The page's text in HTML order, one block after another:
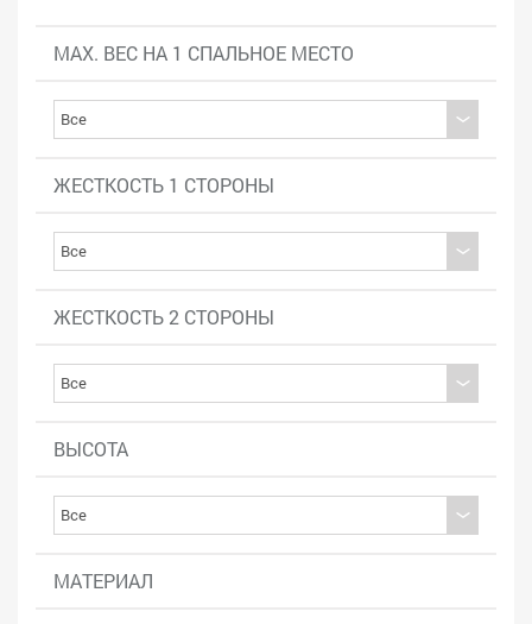
MAX. ВЕС НА 1 СПАЛЬНОЕ МЕСТО
ЖЕСТКОСТЬ 1 СТОРОНЫ
ЖЕСТКОСТЬ 2 СТОРОНЫ
ВЫСОТА
МАТЕРИАЛ